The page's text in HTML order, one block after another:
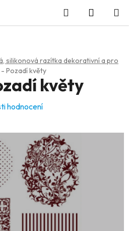
Hledat
KOŠÍK
silikonová razítka dekorativní a pro
Pozadí květy
květy
hodnocení